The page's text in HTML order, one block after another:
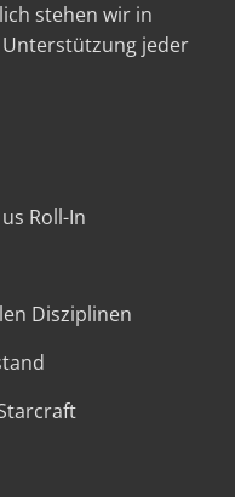
stehen wir in
jeder
Roll-In
Disziplinen